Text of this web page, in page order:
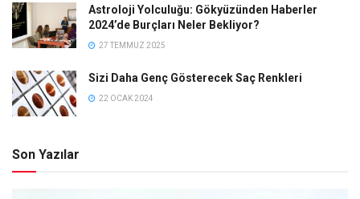
Astroloji Yolculuğu: Gökyüzünden Haberler
2024’de Burçları Neler Bekliyor?
27 TEMMUZ 2025
Sizi Daha Genç Gösterecek Saç Renkleri
22 OCAK 2024
Son Yazılar